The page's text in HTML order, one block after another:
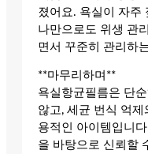
졌어요. 욕실이 자주
나만으로도 위생 관
면서 꾸준히 관리하
**마무리하며**
욕실항균필름은 단
않고, 세균 번식 억
용적인 아이템입니
을 바탕으로 신뢰할